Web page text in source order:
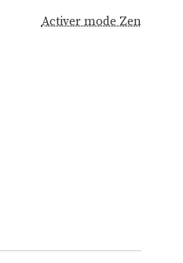
Activer mode Zen